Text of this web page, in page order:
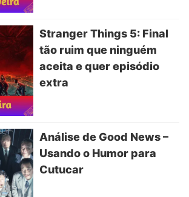
Stranger Things 5: Final
tão ruim que ninguém
aceita e quer episódio
extra
Análise de Good News –
Usando o Humor para
Cutucar